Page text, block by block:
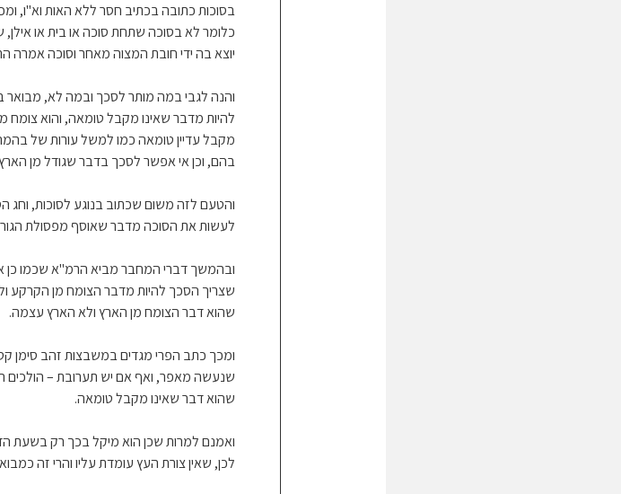
בסוכות כתובה בכתיב חסר ללא האות וא"ו,
כלומר לא בסוכה שתחת סוכה או בית או
יוצא בה ידי חובת המצוה מאחר וסוכה אמרה
והנה לגבי במה מותר לסכך ובמה לא, מבואר
להיות מדבר שאינו מקבל טומאה, והוא צומח
מקבל עדיין טומאה כמו למשל עורות של
בהם, וכן אי אפשר לסכך בדבר שגודל מן
והטעם לזה משום שכתוב בנוגע לסוכות,
לעשות את הסוכה מדבר שאוסף מפסולת
ובהמשך דברי המחבר מביא הרמ"א שכמו כן
שצריך הסכך להיות מדבר הצומח מן הקרקע
שהוא דבר הצומח מן הארץ ולא הארץ עצמה.
ומכך כתב הפרי מגדים במשבצות זהב סימן
שנעשה מאפר, ואף אם יש תערובת – הולכים
שהוא דבר שאינו מקבל טומאה.
ואמנם למרות שכן הוא מיקל בכך רק בשעת
לכן, שאין צורת העץ עומדת עליו והרי זה